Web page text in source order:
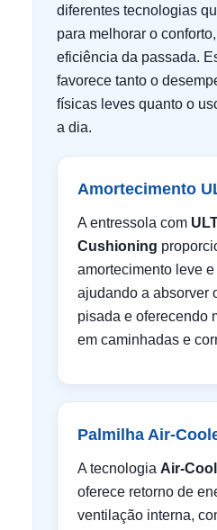
diferentes tecnologias
para melhorar o
eficiência da passada.
favorece tanto o
físicas leves quanto o
a dia.
Amortecimento
A entressola com
Cushioning
amortecimento leve
ajudando a absorver
pisada e oferecendo
em caminhadas e
Palmilha Air-
A tecnologia Air-
oferece retorno de
ventilação interna,